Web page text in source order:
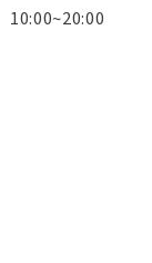
10:00~20:00